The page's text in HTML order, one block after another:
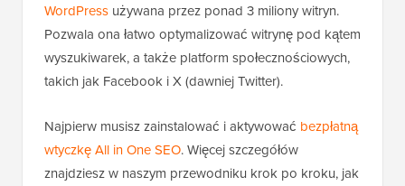
WordPress używana przez ponad 3 miliony witryn.
Pozwala ona łatwo optymalizować witrynę pod kątem
wyszukiwarek, a także platform społecznościowych,
takich jak Facebook i X (dawniej Twitter).
Najpierw musisz zainstalować i aktywować bezpłatną
wtyczkę All in One SEO. Więcej szczegółów
znajdziesz w naszym przewodniku krok po kroku, jak